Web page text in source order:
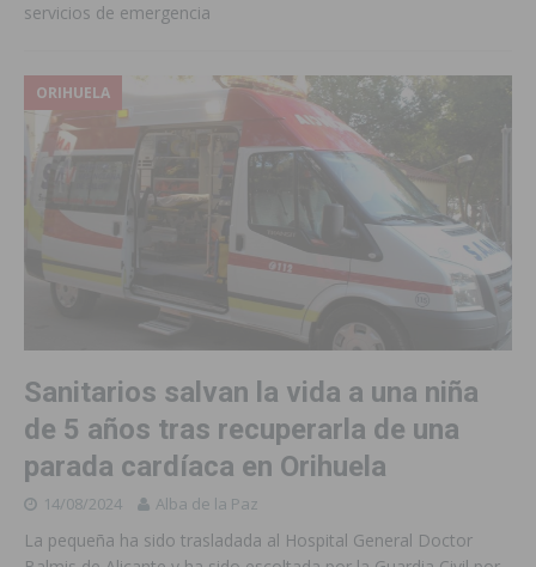
servicios de emergencia
ORIHUELA
Sanitarios salvan la vida a una niña
de 5 años tras recuperarla de una
parada cardíaca en Orihuela
14/08/2024 Alba de la Paz
La pequeña ha sido trasladada al Hospital General Doctor